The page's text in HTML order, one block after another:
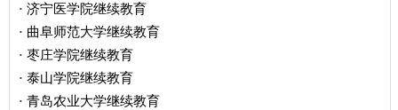
· 济宁医学院继续教育
· 曲阜师范大学继续教育
· 枣庄学院继续教育
· 泰山学院继续教育
· 青岛农业大学继续教育